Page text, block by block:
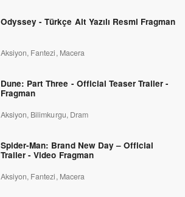
Odyssey - Türkçe Alt Yazılı Resmi Fragman
Aksiyon, Fantezi, Macera
Dune: Part Three - Official Teaser Trailer -
Fragman
Aksiyon, Bilimkurgu, Dram
Spider-Man: Brand New Day – Official
Trailer - Video Fragman
Aksiyon, Fantezi, Macera